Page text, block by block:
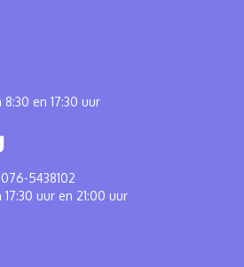
en 17:30 uur
5438102
uur en 21:00 uur